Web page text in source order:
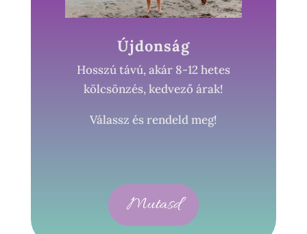
Újdonság
Hosszú távú, akár 8-12 hetes
kölcsönzés, kedvező árak!
Válassz és rendeld meg!
Mutasd